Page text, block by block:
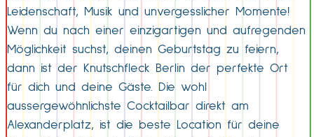
Leidenschaft, Musik und unvergesslicher Momente!
Wenn du nach einer einzigartigen und aufregenden
Möglichkeit suchst, deinen Geburtstag zu feiern,
dann ist der Knutschfleck Berlin der perfekte Ort
für dich und deine Gäste. Die wohl
aussergewöhnlichste Cocktailbar direkt am
Alexanderplatz, ist die beste Location für deine